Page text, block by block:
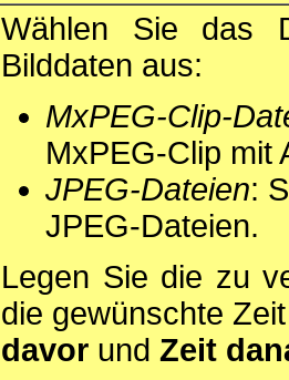
Wählen Sie das
Bilddaten aus:
MxPEG-Clip-
MxPEG-Clip mit
JPEG-Dateien:
JPEG-Dateien.
Legen Sie die zu
die gewünschte
davor und Zeit